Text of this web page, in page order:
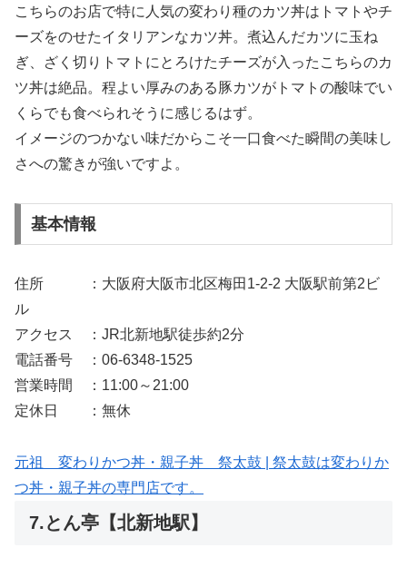
こちらのお店で特に人気の変わり種のカツ丼はトマトやチ
ーズをのせたイタリアンなカツ丼。煮込んだカツに玉ね
ぎ、ざく切りトマトにとろけたチーズが入ったこちらのカ
ツ丼は絶品。程よい厚みのある豚カツがトマトの酸味でい
くらでも食べられそうに感じるはず。
イメージのつかない味だからこそ一口食べた瞬間の美味し
さへの驚きが強いですよ。
基本情報
住所 ：大阪府大阪市北区梅田1-2-2 大阪駅前第2ビ
ル
アクセス ：JR北新地駅徒歩約2分
電話番号 ：06-6348-1525
営業時間 ：11:00～21:00
定休日 ：無休
元祖 変わりかつ丼・親子丼 祭太鼓 | 祭太鼓は変わりか
つ丼・親子丼の専門店です。
7.とん亭【北新地駅】